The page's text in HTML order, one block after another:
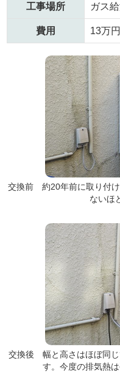
工事場所 ガス
費用 13万円
交換前 約20年前に取り付
ないほ
交換後 幅と高さはほぼ同じ
す。今度の排気熱